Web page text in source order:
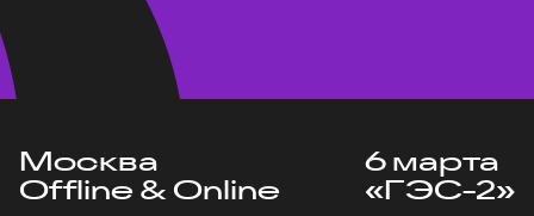
Москва
Offline & Online
6 марта
«ГЭС-2»